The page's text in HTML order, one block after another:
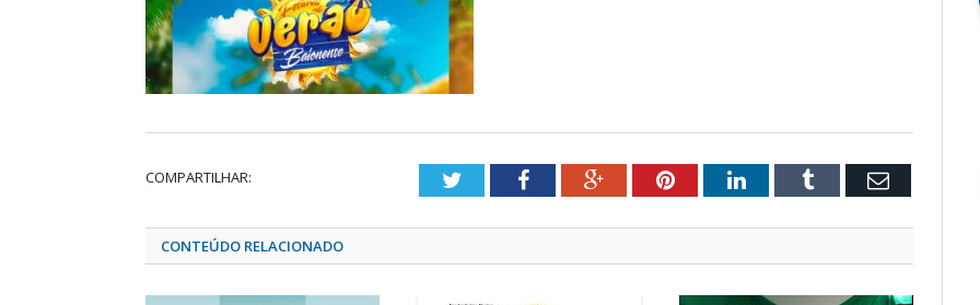
COMPARTILHAR: TwitterFacebookGoogle+PinterestLinkedInTumblr Email
CONTEÚDO RELACIONADO